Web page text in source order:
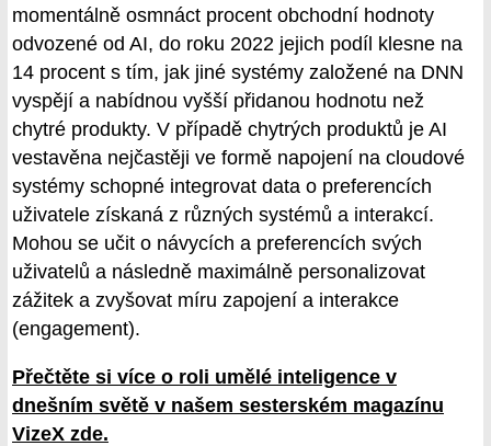
momentálně osmnáct procent obchodní hodnoty
odvozené od AI, do roku 2022 jejich podíl klesne na
14 procent s tím, jak jiné systémy založené na DNN
vyspějí a nabídnou vyšší přidanou hodnotu než
chytré produkty. V případě chytrých produktů je AI
vestavěna nejčastěji ve formě napojení na cloudové
systémy schopné integrovat data o preferencích
uživatele získaná z různých systémů a interakcí.
Mohou se učit o návycích a preferencích svých
uživatelů a následně maximálně personalizovat
zážitek a zvyšovat míru zapojení a interakce
(engagement).
Přečtěte si více o roli umělé inteligence v
dnešním světě v našem sesterském magazínu
VizeX zde.